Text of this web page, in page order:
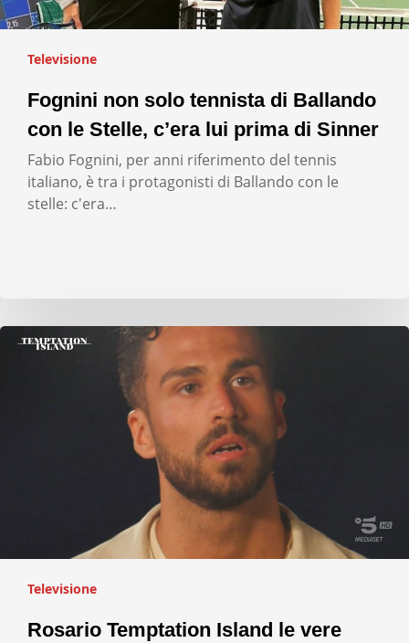
Televisione
Fognini non solo tennista di Ballando
con le Stelle, c’era lui prima di Sinner
Fabio Fognini, per anni riferimento del tennis
italiano, è tra i protagonisti di Ballando con le
stelle: c'era…
Televisione
Rosario Temptation Island le vere